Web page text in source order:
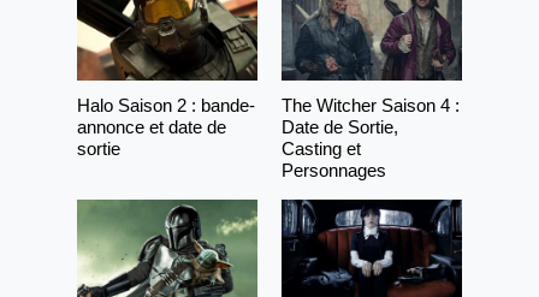
Halo Saison 2 : bande-
annonce et date de
sortie
The Witcher Saison 4 :
Date de Sortie,
Casting et
Personnages